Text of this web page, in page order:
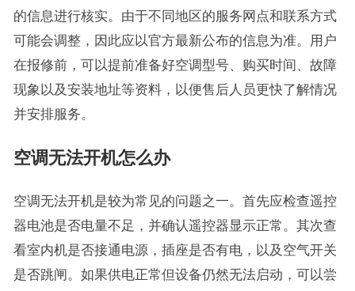
的信息进行核实。由于不同地区的服务网点和联系方式
可能会调整，因此应以官方最新公布的信息为准。用户
在报修前，可以提前准备好空调型号、购买时间、故障
现象以及安装地址等资料，以便售后人员更快了解情况
并安排服务。
空调无法开机怎么办
空调无法开机是较为常见的问题之一。首先应检查遥控
器电池是否电量不足，并确认遥控器显示正常。其次查
看室内机是否接通电源，插座是否有电，以及空气开关
是否跳闸。如果供电正常但设备仍然无法启动，可以尝